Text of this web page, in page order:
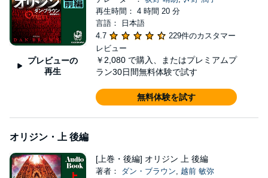
プレビューの
再生
再生時間： 4 時間 20 分
言語： 日本語
4.7
229件のカスタマー
レビュー
￥2,080 で購入、またはプレミアムプ
ラン30日間無料体験で試す
無料体験を試す
オリジン・上 後編
[上巻・後編] オリジン 上 後編
著者： ダン・ブラウン, 越前 敏弥